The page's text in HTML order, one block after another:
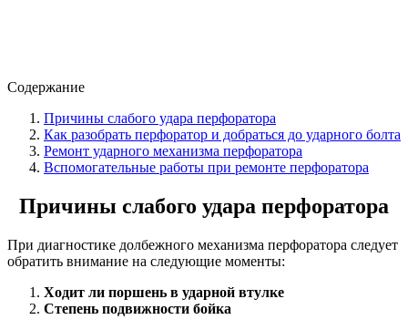
Содержание
Причины слабого удара перфоратора
Как разобрать перфоратор и добраться до ударного болта
Ремонт ударного механизма перфоратора
Вспомогательные работы при ремонте перфоратора
Причины слабого удара перфоратора
При диагностике долбежного механизма перфоратора следует
обратить внимание на следующие моменты:
Ходит ли поршень в ударной втулке
Степень подвижности бойка